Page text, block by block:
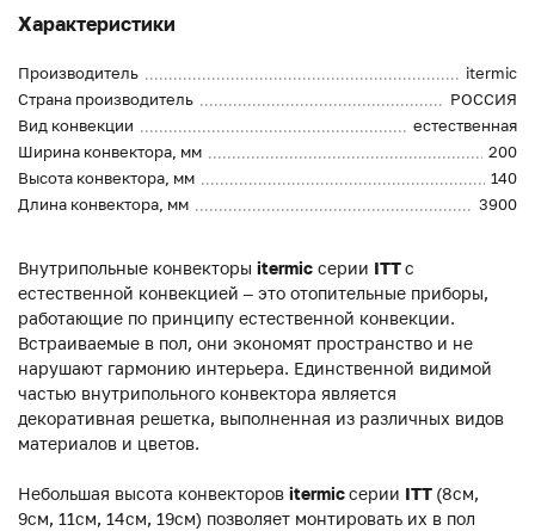
Характеристики
Производитель
itermic
Страна производитель
РОССИЯ
Вид конвекции
естественная
Ширина конвектора, мм
200
Высота конвектора, мм
140
Длина конвектора, мм
3900
Внутрипольные конвекторы itermic серии ITTс
естественной конвекцией – это отопительные приборы,
работающие по принципу естественной конвекции.
Встраиваемые в пол, они экономят пространство и не
нарушают гармонию интерьера. Единственной видимой
частью внутрипольного конвектора является
декоративная решетка, выполненная из различных видов
материалов и цветов.
Небольшая высота конвекторов itermicсерии ITT (8см,
9см, 11см, 14см, 19см) позволяет монтировать их в пол